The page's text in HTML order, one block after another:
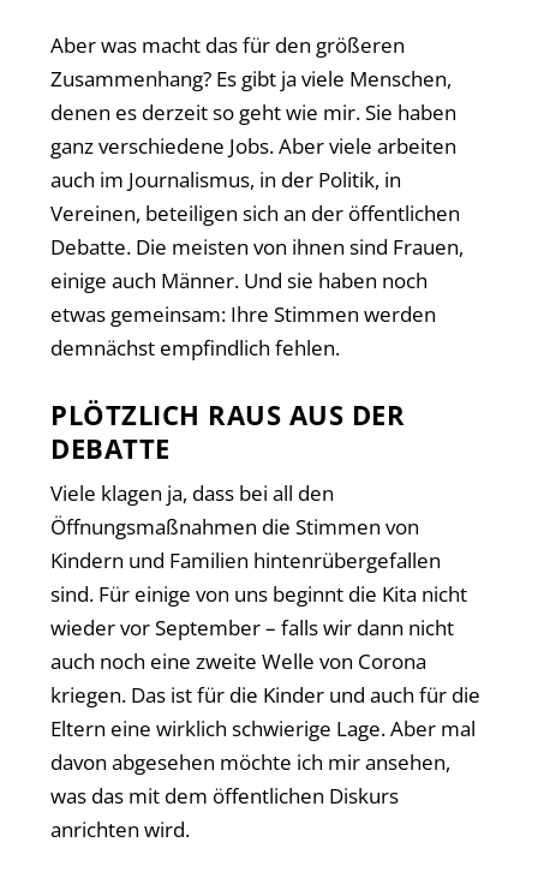
Aber was macht das für den größeren
Zusammenhang? Es gibt ja viele Menschen,
denen es derzeit so geht wie mir. Sie haben
ganz verschiedene Jobs. Aber viele arbeiten
auch im Journalismus, in der Politik, in
Vereinen, beteiligen sich an der öffentlichen
Debatte. Die meisten von ihnen sind Frauen,
einige auch Männer. Und sie haben noch
etwas gemeinsam: Ihre Stimmen werden
demnächst empfindlich fehlen.
PLÖTZLICH RAUS AUS DER
DEBATTE
Viele klagen ja, dass bei all den
Öffnungsmaßnahmen die Stimmen von
Kindern und Familien hintenrübergefallen
sind. Für einige von uns beginnt die Kita nicht
wieder vor September – falls wir dann nicht
auch noch eine zweite Welle von Corona
kriegen. Das ist für die Kinder und auch für die
Eltern eine wirklich schwierige Lage. Aber mal
davon abgesehen möchte ich mir ansehen,
was das mit dem öffentlichen Diskurs
anrichten wird.